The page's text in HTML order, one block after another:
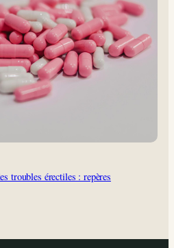
troubles érectiles : repères